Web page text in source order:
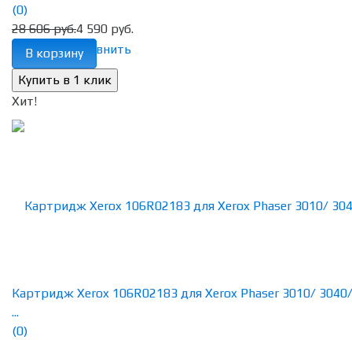
избранное сравнить
(0)
28 606 руб.4 590 руб.
В корзину
Хит!
Картридж Xerox 106R02183 для Xerox Phaser 3010/
...
(0)